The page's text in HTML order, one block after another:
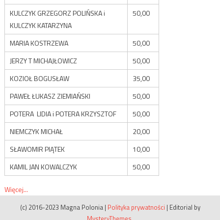
KULCZYK GRZEGORZ POLIŃSKA i
KULCZYK KATARZYNA
50,00
MARIA KOSTRZEWA
50,00
JERZY T MICHAJŁOWICZ
50,00
KOZIOŁ BOGUSŁAW
35,00
PAWEŁ ŁUKASZ ZIEMIAŃSKI
50,00
POTERA LIDIA i POTERA KRZYSZTOF
50,00
NIEMCZYK MICHAŁ
20,00
SŁAWOMIR PIĄTEK
10,00
KAMIL JAN KOWALCZYK
50,00
Więcej...
(c) 2016-2023 Magna Polonia | Polityka prywatności | Editorial by